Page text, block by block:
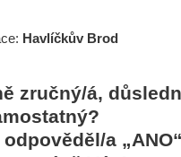
Havlíčkův Brod
zručný/á,
a